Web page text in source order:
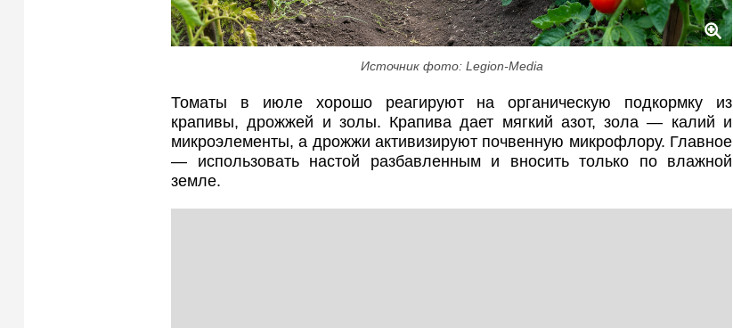
Источник фото: Legion-Media
Томаты в июле хорошо реагируют на органическую подкормку из
крапивы, дрожжей и золы. Крапива дает мягкий азот, зола — калий и
микроэлементы, а дрожжи активизируют почвенную микрофлору. Главное
— использовать настой разбавленным и вносить только по влажной
земле.